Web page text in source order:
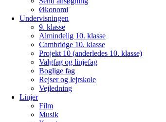
Økonomi
Undervisningen
9. klasse
Almindelig 10. klasse
Cambridge 10. klasse
Projekt 10 (anderledes 10. klasse)
Valgfag og linjefag
Boglige fag
Rejser og lejrskole
Vejledning
Linjer
Film
Musik